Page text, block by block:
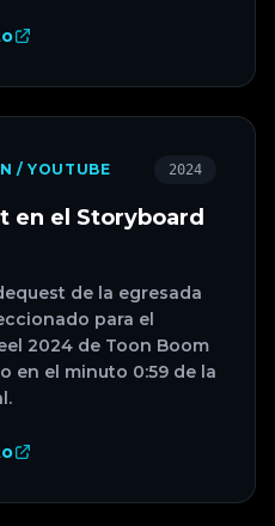
/ YOUTUBE 2024
en el Storyboard
de la egresada
para el
2024 de Toon Boom
en el minuto 0:59 de la